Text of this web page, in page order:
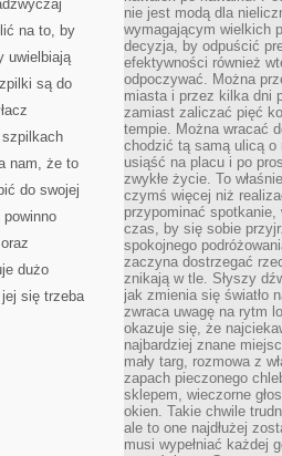
na to, by
uwielbiają
są do
nam, że to
do swojej
dużo
się trzeba
nie jest modą dla
wymagającym wielkich
decyzja, by odpuścić
efektywności również
odpoczywać. Można
miasta i przez kilka dni
zamiast zaliczać pięć
tempie. Można wracać
chodzić tą samą ulicą o
usiąść na placu i po
zwykłe życie. To
czymś więcej niż
przypominać
czas, by się sobie
spokojnego
zaczyna dostrzegać
znikają w tle. Słyszy
jak zmienia się światło
zwraca uwagę na rytm
okazuje się, że
najbardziej znane
mały targ, rozmowa z
zapach pieczonego
sklepem, wieczorne
okien. Takie chwile
ale to one najdłużej
musi wypełniać każdej